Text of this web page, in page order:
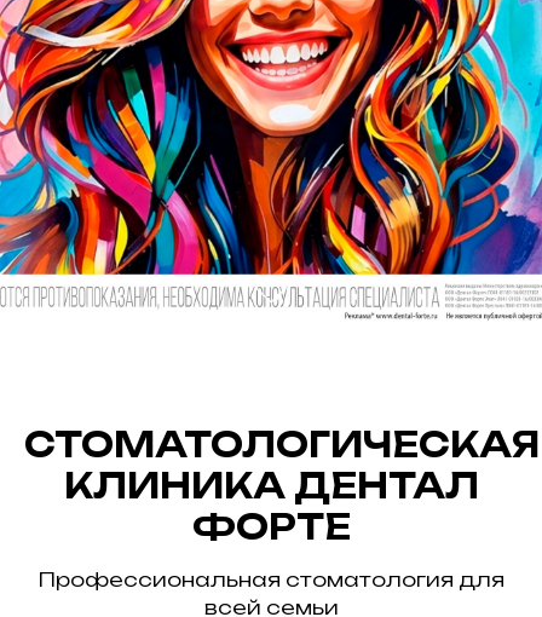
СТОМАТОЛОГИЧЕСКАЯ
КЛИНИКА ДЕНТАЛ
ФОРТЕ
Профессиональная стоматология для
всей семьи